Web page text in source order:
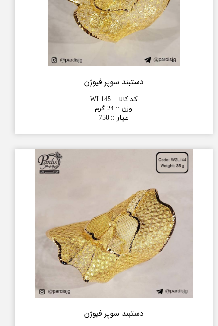
دستبند سوپر فیوژن
کد کالا ::
WL145
وزن :: 24 گرم
عیار ::
750
دستبند سوپر فیوژن